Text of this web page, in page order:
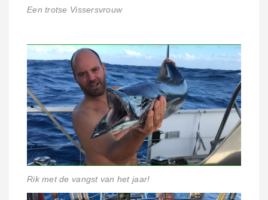
Een trotse Vissersvrouw
Rik met de vangst van het jaar!